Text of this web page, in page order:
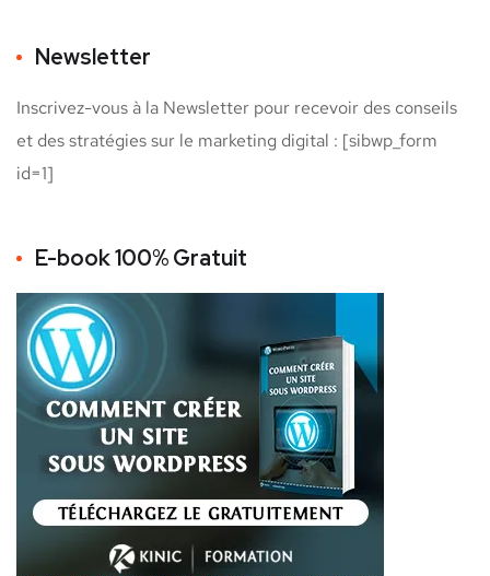
Newsletter
Inscrivez-vous à la Newsletter pour recevoir des conseils
et des stratégies sur le marketing digital : [sibwp_form
id=1]
E-book 100% Gratuit